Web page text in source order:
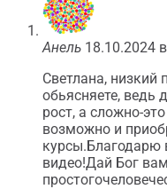
Анель 18.10.2024
Светлана, низкий
обьясняете, ведь
рост, а сложно-
возможно и
курсы.Благодарю
видео!Дай Бог